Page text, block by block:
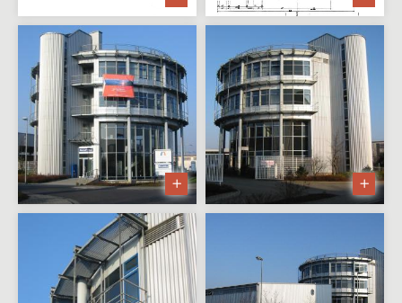
Dachgeschossausbau
Einfamilienwohnhaus
Mehrfamilienwohnhaus nach
Abbruch
Wohnhausumbau in Wörth
Apartmenthaus Lohr
Sanierung Gästezimmer in Bad